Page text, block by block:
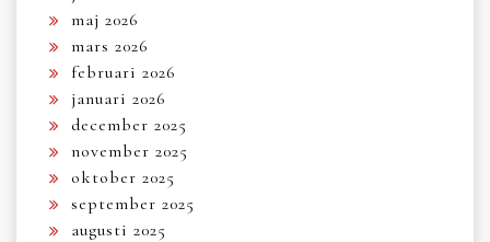
maj 2026
mars 2026
februari 2026
januari 2026
december 2025
november 2025
oktober 2025
september 2025
augusti 2025